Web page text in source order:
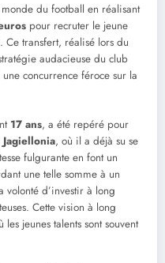
du football en réalisant
pour recruter le jeune
. Ce transfert, réalisé lors du
audacieuse du club
concurrence féroce sur la
17 ans, a été repéré pour
Jagiellonia, où il a déjà su se
fulgurante en font un
une telle somme à un
volonté d’investir à long
Cette vision à long
jeunes talents sont souvent